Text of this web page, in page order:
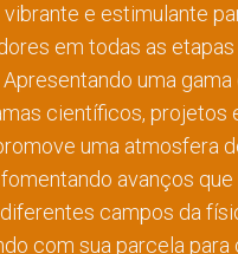
e estimulante
em todas as etapas
uma
científicos, projetos
uma atmosfera
avanços
campos da
com sua parcela para